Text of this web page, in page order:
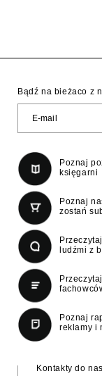
Bądź na bieżaco z
Poznaj
księgarni
Poznaj
zostań
ludźmi z
Poznaj
reklamy i
Kontakty do nas